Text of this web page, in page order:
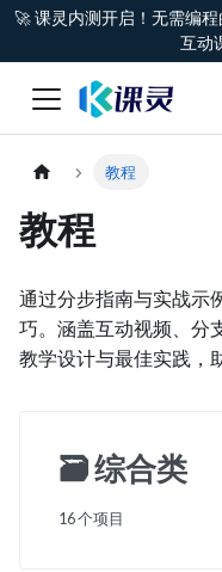
🚀 课灵内测开启！无需编
互动
教程
教程
通过分步指南与实战示
巧。涵盖互动视频、分
教学设计与最佳实践，
🗃️综合类
16 个项目